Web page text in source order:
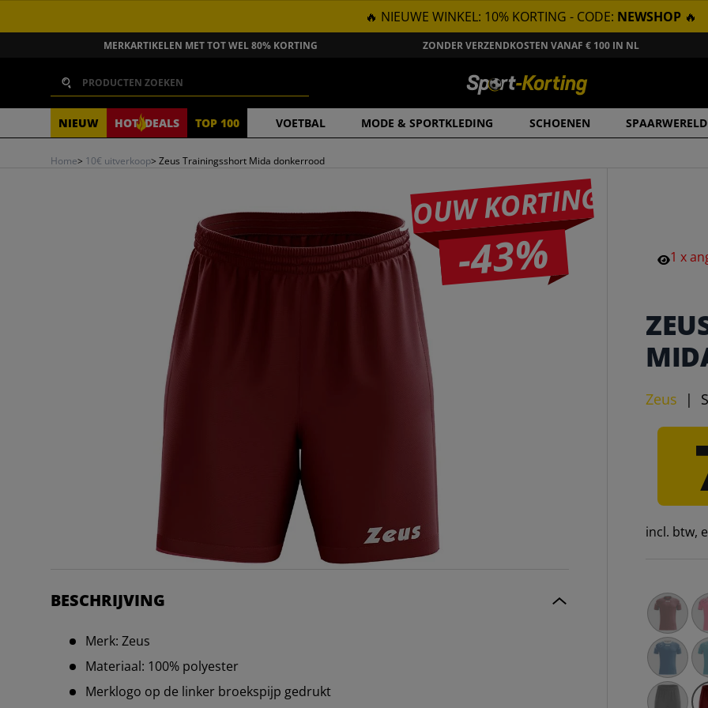
GA NAAR INHOUD
🔥 NIEUWE WINKEL: 10% KORTING - CODE: NEWSHOP 🔥
MERKARTIKELEN MET TOT WEL 80% KORTING ZONDER VERZENDKOSTEN VANAF € 100 IN NL
NIEUW HOT DEALS TOP 100 VOETBAL MODE & SPORTKLEDING SCHOENEN SPAARWERELD
Zoeken
Home> 10€ uitverkoop> Zeus Trainingsshort Mida donkerrood
JOUW KORTING
-43%
BESCHRIJVING
Merk: Zeus
Materiaal: 100% polyester
Merklogo op de linker broekspijp gedrukt
1x
Zeus |
incl. btw,
Zeus
Zeus